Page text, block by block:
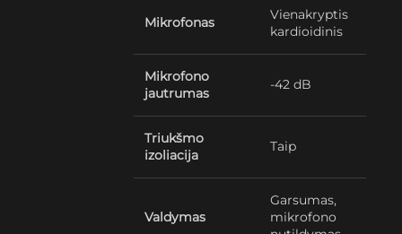
Mikrofonas
Vienakryptis
kardioidinis
Mikrofono
jautrumas
-42 dB
Triukšmo
izoliacija
Taip
Valdymas
Garsumas,
mikrofono